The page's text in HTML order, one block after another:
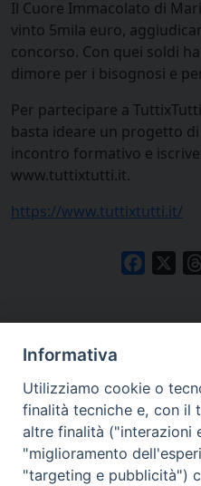
Il Cuore Immacolato di
vinto 5mila euro,
concorso. Con quei soldi
dimore per i bisognosi e
Per partecipare a
basta ideare un progetto
incontro formativo e
www.tuttixtutti.it.
https://www.tuttixtutti.it/
Facebook
Informativa
Utilizziamo cookie o
finalità tecniche e, con il
altre finalità ("interazioni
"miglioramento
"targeting e pubblicità")